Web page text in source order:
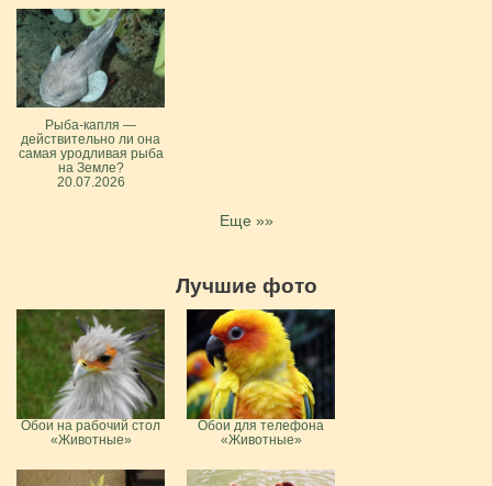
Рыба-капля —
действительно ли она
самая уродливая рыба
на Земле?
20.07.2026
Еще »»
Лучшие фото
Обои на рабочий стол
«Животные»
Обои для телефона
«Животные»